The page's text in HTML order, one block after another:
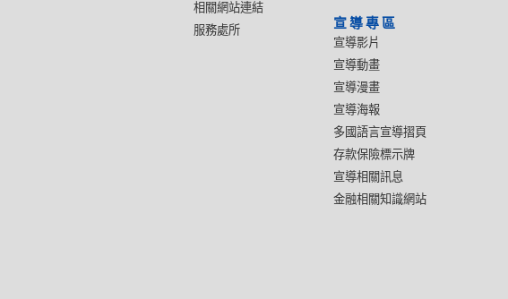
相關網站連結
服務處所
宣導專區
宣導影片
宣導動畫
宣導漫畫
宣導海報
多國語言宣導摺頁
存款保險標示牌
宣導相關訊息
金融相關知識網站